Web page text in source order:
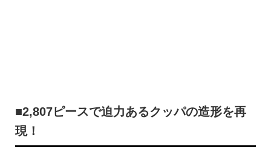
■2,807ピースで迫力あるクッパの造形を再
現！